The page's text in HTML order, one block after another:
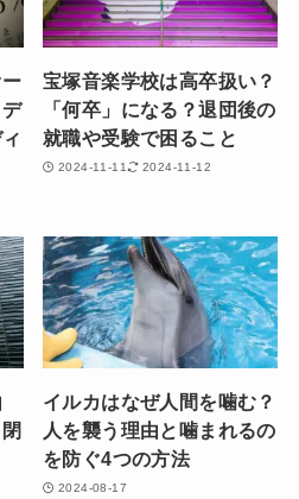
宝塚音楽学校は高卒扱い？
「何卒」になる？退団後の
就職や受験で困ること
2024-11-11 2024-11-12
イルカはなぜ人間を噛む？
人を襲う理由と噛まれるの
を防ぐ4つの方法
2024-08-17